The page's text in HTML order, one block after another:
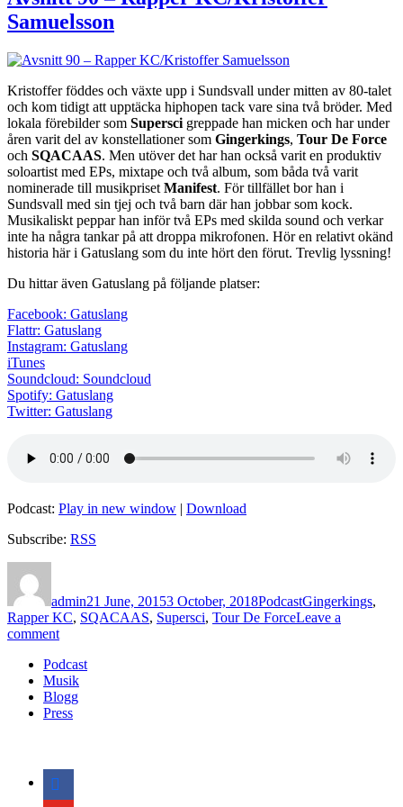
Samuelsson
Kristoffer föddes och växte upp i Sundsvall under mitten av 80-talet
och kom tidigt att upptäcka hiphopen tack vare sina två bröder. Med
lokala förebilder som Supersci greppade han micken och har under
åren varit del av konstellationer som Gingerkings, Tour De Force
och SQACAAS. Men utöver det har han också varit en produktiv
soloartist med EPs, mixtape och två album, som båda två varit
nominerade till musikpriset Manifest. För tillfället bor han i
Sundsvall med sin tjej och två barn där han jobbar som kock.
Musikaliskt peppar han inför två EPs med skilda sound och verkar
inte ha några tankar på att droppa mikrofonen. Hör en relativt okänd
historia här i Gatuslang som du inte hört den förut. Trevlig lyssning!
Du hittar även Gatuslang på följande platser:
Facebook: Gatuslang
Flattr: Gatuslang
Instagram: Gatuslang
iTunes
Soundcloud: Soundcloud
Spotify: Gatuslang
Twitter: Gatuslang
Podcast: Play in new window | Download
Subscribe: RSS
admin21 June, 20153 October, 2018PodcastGingerkings,
Rapper KC, SQACAAS, Supersci, Tour De ForceLeave a
commenton
90
–
Rapper
KC/Kristoffer
Podcast
Musik
Blogg
Press
facebook
youtube